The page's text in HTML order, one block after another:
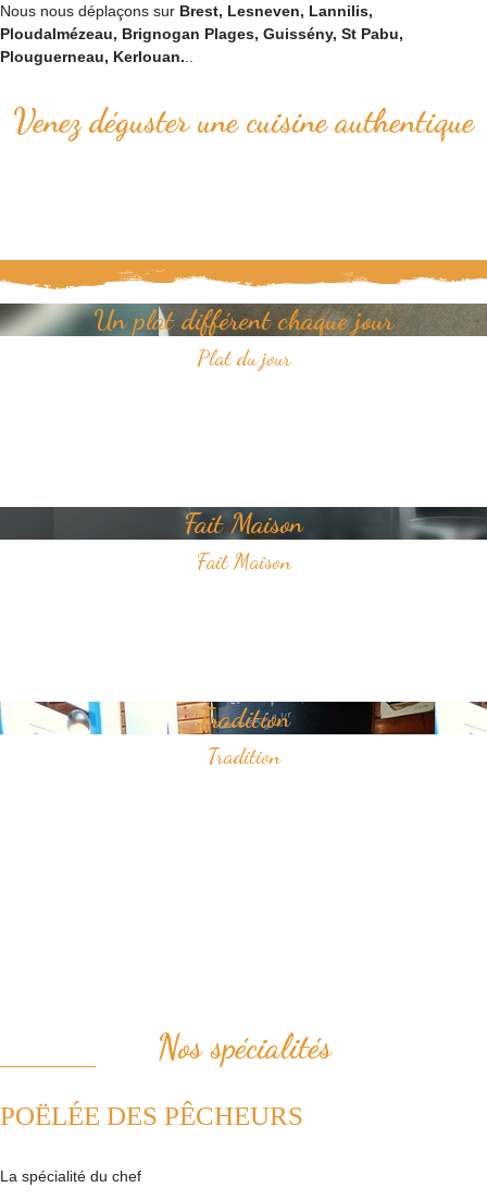
Nous nous déplaçons sur Brest, Lesneven, Lannilis,
Ploudalmézeau, Brignogan Plages, Guissény, St Pabu,
Plouguerneau, Kerlouan.
Venez déguster une cuisine authentique
Un plat différent chaque jour
Plat du jour
Fait Maison
Fait Maison
Tradition
Tradition
Nos spécialités
POËLÉE DES PÊCHEURS
La spécialité du chef